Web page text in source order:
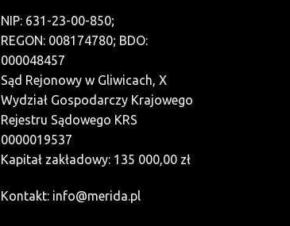
NIP: 631-23-00-850;
REGON: 008174780; BDO:
000048457
Sąd Rejonowy w Gliwicach, X
Wydział Gospodarczy Krajowego
Rejestru Sądowego KRS
0000019537
Kapitał zakładowy: 135 000,00 zł
Kontakt: info@merida.pl